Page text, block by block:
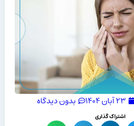
۲۳ آبان ۱۴۰۴ بدون دیدگاه
اشتراک گذاری